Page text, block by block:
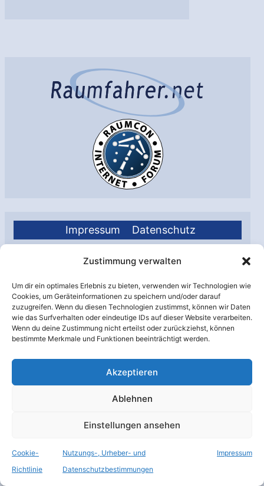
Zustimmung verwalten
Um dir ein optimales Erlebnis zu bieten, verwenden wir Technologien wie
Cookies, um Geräteinformationen zu speichern und/oder darauf
zuzugreifen. Wenn du diesen Technologien zustimmst, können wir Daten
wie das Surfverhalten oder eindeutige IDs auf dieser Website verarbeiten.
Wenn du deine Zustimmung nicht erteilst oder zurückziehst, können
bestimmte Merkmale und Funktionen beeinträchtigt werden.
Akzeptieren
Ablehnen
Einstellungen ansehen
Cookie-
Richtlinie
Nutzungs-, Urheber- und
Datenschutzbestimmungen
Impressum
Impressum Datenschutz
Re: Starship Flug 14(B21/S41) von Starbase
Re: Starship Flug 13 (B20/S40)
Re: SpaceX-Weltraumbahnhof Pecan Island (Louisiana)
Raumfahrer.net auf Facebook
mastodon.raumfahrer.net